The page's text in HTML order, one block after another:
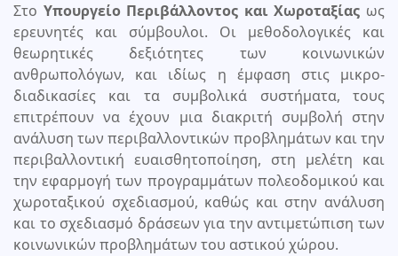
Στο Υπουργείο Περιβάλλοντος και Χωροταξίας ως
ερευνητές και σύμβουλοι. Οι μεθοδολογικές και
θεωρητικές δεξιότητες των κοινωνικών
ανθρωπολόγων, και ιδίως η έμφαση στις μικρο-
διαδικασίες και τα συμβολικά συστήματα, τους
επιτρέπουν να έχουν μια διακριτή συμβολή στην
ανάλυση των περιβαλλοντικών προβλημάτων και την
περιβαλλοντική ευαισθητοποίηση, στη μελέτη και
την εφαρμογή των προγραμμάτων πολεοδομικού και
χωροταξικού σχεδιασμού, καθώς και στην ανάλυση
και το σχεδιασμό δράσεων για την αντιμετώπιση των
κοινωνικών προβλημάτων του αστικού χώρου.